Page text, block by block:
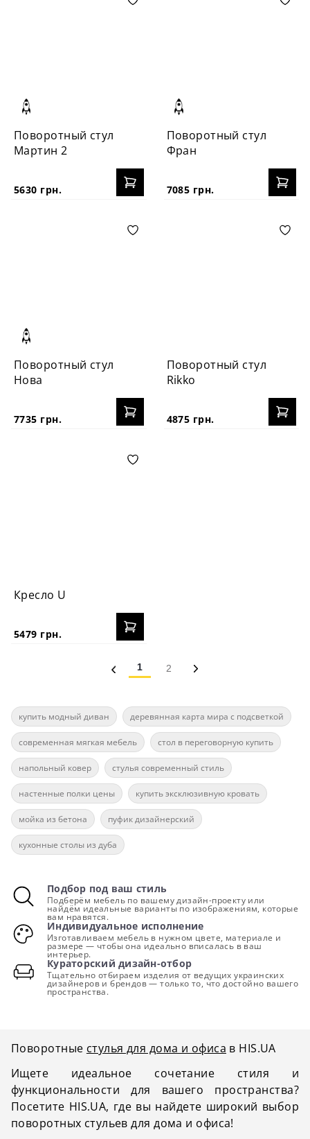
Поворотный стул
Мартин 2
5630 грн.
Поворотный стул
Фран
7085 грн.
Поворотный стул
Нова
7735 грн.
Поворотный стул
Rikko
4875 грн.
Кресло U
5479 грн.
1 2
купить модный диван деревянная карта мира с подсветкой
современная мягкая мебель стол в переговорную купить
напольный ковер стулья современный стиль
настенные полки цены купить эксклюзивную кровать
мойка из бетона пуфик дизайнерский
кухонные столы из дуба
Подбор под ваш стиль
Подберём мебель по вашему дизайн-проекту или
найдём идеальные варианты по изображениям, которые
вам нравятся.
Индивидуальное исполнение
Изготавливаем мебель в нужном цвете, материале и
размере — чтобы она идеально вписалась в ваш
интерьер.
Кураторский дизайн-отбор
Тщательно отбираем изделия от ведущих украинских
дизайнеров и брендов — только то, что достойно вашего
пространства.
Поворотные стулья для дома и офиса в HIS.UA
Ищете идеальное сочетание стиля и
функциональности для вашего пространства?
Посетите HIS.UA, где вы найдете широкий выбор
поворотных стульев для дома и офиса!